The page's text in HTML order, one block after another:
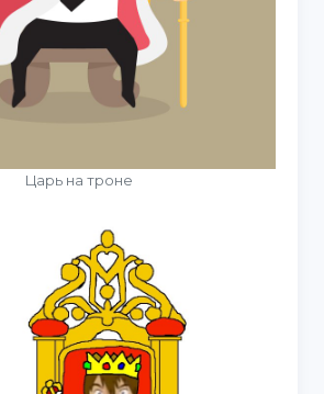
Царь на троне